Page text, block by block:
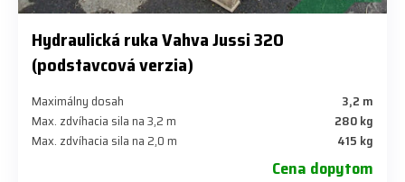
Hydraulická ruka Vahva Jussi 320
(podstavcová verzia)
Maximálny dosah
3,2 m
Max. zdvíhacia sila na 3,2 m
280 kg
Max. zdvíhacia sila na 2,0 m
415 kg
Cena dopytom